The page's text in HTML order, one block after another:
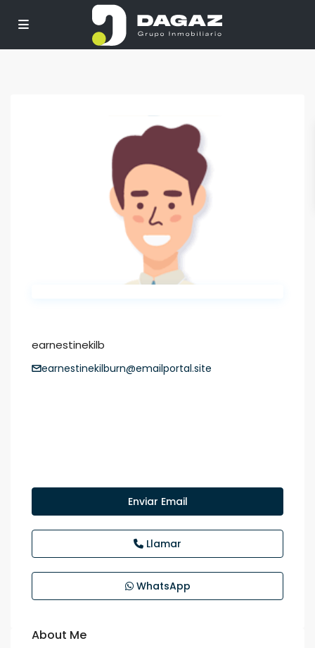
earnestinekilb
earnestinekilburn@emailportal.site
Enviar Email
Llamar
WhatsApp
About Me